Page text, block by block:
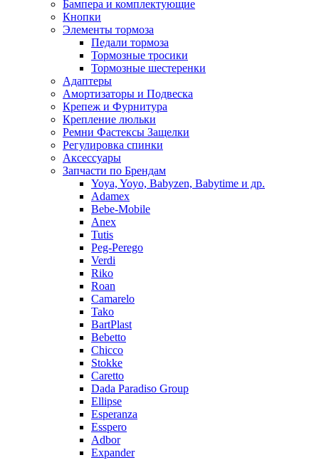
Бампера и комплектующие
Кнопки
Элементы тормоза
Педали тормоза
Тормозные тросики
Тормозные шестеренки
Адаптеры
Амортизаторы и Подвеска
Крепеж и Фурнитура
Крепление люльки
Ремни Фастексы Защелки
Регулировка спинки
Аксессуары
Запчасти по Брендам
Yoya, Yoyo, Babyzen, Babytime и др.
Adamex
Bebe-Mobile
Anex
Tutis
Peg-Perego
Verdi
Riko
Roan
Camarelo
Tako
BartPlast
Bebetto
Chicco
Stokke
Caretto
Dada Paradiso Group
Ellipse
Esperanza
Esspero
Adbor
Expander